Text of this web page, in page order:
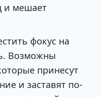
и мешает
фокус на
Возможны
принесут
и заставят по-